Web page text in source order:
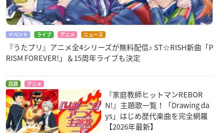
イベント ライブ アニメ ニュース
『うたプリ』アニメ全4シリーズが無料配信♪ ST☆RISH新曲「P
RISM FOREVER!」＆15周年ライブも決定
話題 アニメ
『家庭教師ヒットマンREBOR
N!』主題歌一覧！「Drawing da
ys」はじめ歴代楽曲を完全網羅
【2026年最新】